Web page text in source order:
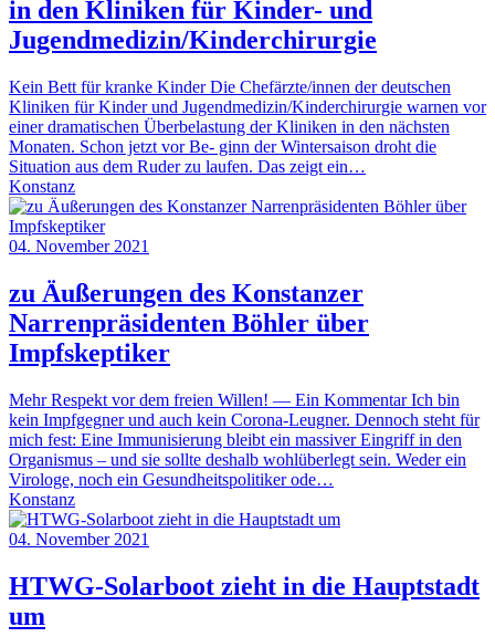
in den Kliniken für Kinder- und
Jugendmedizin/Kinderchirurgie
Kein Bett für kranke Kinder Die Chefärzte/innen der deutschen
Kliniken für Kinder und Jugendmedizin/Kinderchirurgie warnen vor
einer dramatischen Überbelastung der Kliniken in den nächsten
Monaten. Schon jetzt vor Be- ginn der Wintersaison droht die
Situation aus dem Ruder zu laufen. Das zeigt ein…
Konstanz
04. November 2021
zu Äußerungen des Konstanzer
Narrenpräsidenten Böhler über
Impfskeptiker
Mehr Respekt vor dem freien Willen! — Ein Kommentar Ich bin
kein Impfgegner und auch kein Corona-Leugner. Dennoch steht für
mich fest: Eine Immunisierung bleibt ein massiver Eingriff in den
Organismus – und sie sollte deshalb wohlüberlegt sein. Weder ein
Virologe, noch ein Gesundheitspolitiker ode…
Konstanz
04. November 2021
HTWG-Solarboot zieht in die Hauptstadt
um